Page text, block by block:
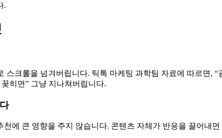
.
스크롤을 넘겨버립니다. 틱톡 마케팅 과학팀 자료에 따르면,
히면” 그냥 지나쳐버립니다.
에 큰 영향을 주지 않습니다. 콘텐츠 자체가 반응을 끌어내